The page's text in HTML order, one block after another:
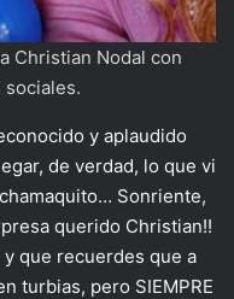
Christian Nodal con
sociales.
y aplaudido
de verdad, lo que vi
Sonriente,
querido Christian!!
que recuerdes que a
turbias, pero SIEMPRE